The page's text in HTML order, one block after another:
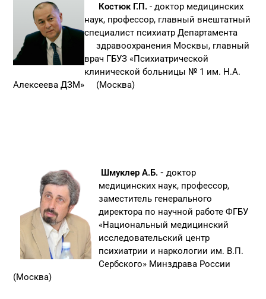
Костюк Г.П. - доктор медицинских
наук, профессор, главный внештатный
специалист психиатр Департамента
здравоохранения Москвы, главный
врач ГБУЗ «Психиатрической
клинической больницы № 1 им. Н.А.
Алексеева ДЗМ» (Москва)
Шмуклер А.Б. -доктор
медицинских наук, профессор,
заместитель генерального
директора по научной работе ФГБУ
«Национальный медицинский
исследовательский центр
психиатрии и наркологии им. В.П.
Сербского» Минздрава России
(Москва)